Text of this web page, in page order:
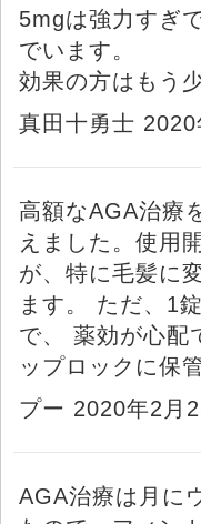
5mgは強力すぎ
でいます。
効果の方はもう
真田十勇士 2020
高額なAGA治療
えました。使用
が、特に毛髪に
ます。 ただ、1
で、 薬効が心配
ップロックに保
プー 2020年2月
AGA治療は月に